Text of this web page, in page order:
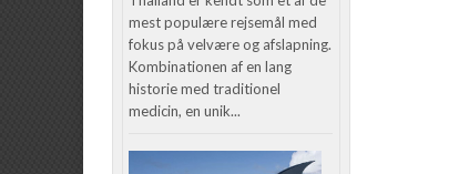
mest populære rejsemål med
fokus på velvære og afslapning.
Kombinationen af en lang
historie med traditionel
medicin, en unik...